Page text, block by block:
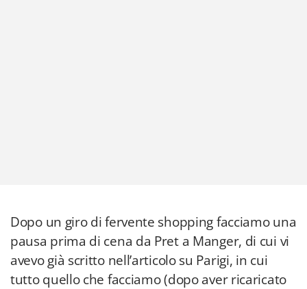
Dopo un giro di fervente shopping facciamo una
pausa prima di cena da Pret a Manger, di cui vi
avevo già scritto nell’articolo su Parigi, in cui
tutto quello che facciamo (dopo aver ricaricato